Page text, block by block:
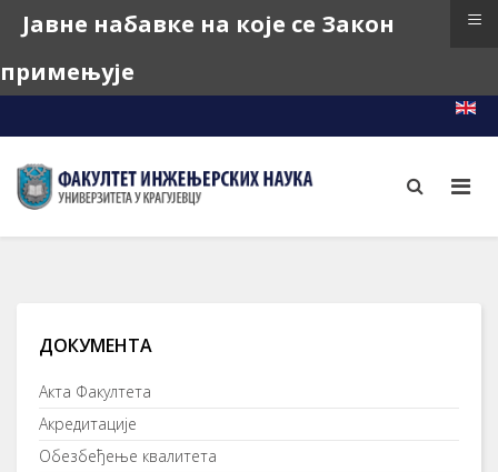
ДОКУМЕНТА
Акта Факултета
Акредитације
Обезбеђење квалитета
Јавне набавке на које се Закон
примењује
≡